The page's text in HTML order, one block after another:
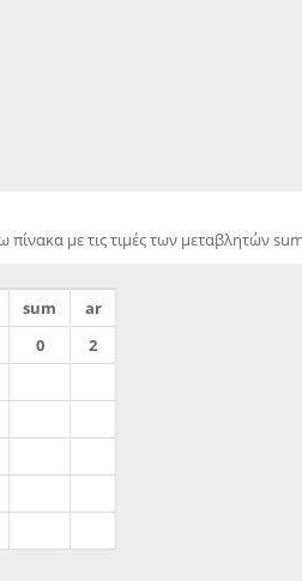
με τις τιμές των μεταβλητών
sum
ar
0
2